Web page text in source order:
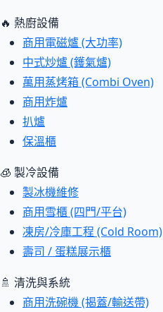
🔥 熱廚設備
商用電磁爐 (大功率)
中式炒爐 (鑊氣爐)
萬用蒸烤箱 (Combi Oven)
商用炸爐
扒爐
保溫櫃
🧊 製冷設備
製冰機維修
商用雪櫃 (四門/平台)
凍房/冷庫工程 (Cold Room)
壽司 / 蛋糕展示櫃
🚿 清洗與系統
商用洗碗機 (揭蓋/輸送帶)